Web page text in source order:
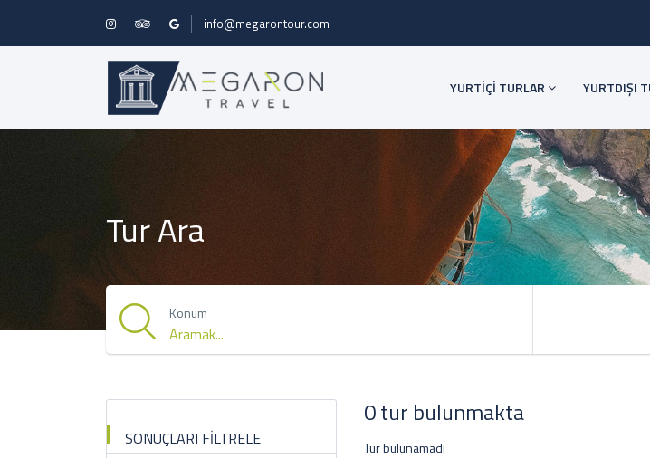
info@megarontour.com
YURTİÇİ TURLAR YURTDIŞI
Tur Ara
Konum
SONUÇLARI FİLTRELE
0 tur bulunmakta
Tur bulunamadı